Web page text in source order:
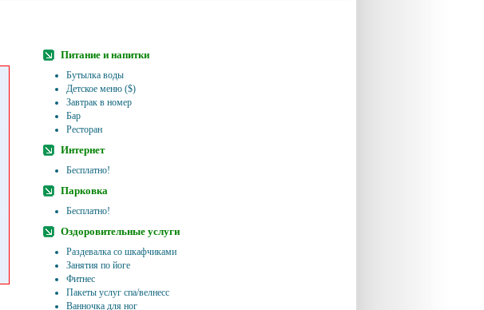
Питание и напитки
Бутылка воды
Детское меню ($)
Завтрак в номер
Бар
Ресторан
Интернет
Бесплатно!
Парковка
Бесплатно!
Оздоровительные услуги
Раздевалка со шкафчиками
Занятия по йоге
Фитнес
Пакеты услуг спа/велнесс
Ванночка для ног